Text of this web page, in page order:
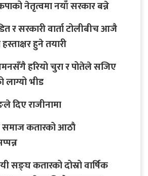
नेतृत्वमा नयाँ सरकार बन्ने
र सरकारी वार्ता टोलीबीच आजै
हुने तयारी
हरियो चुरा र पोतेले सजिए
लाग्यो भीड
दिए राजीनामा
समाज कतारको आठाै
सङ्घ कतारको दोस्रो वार्षिक